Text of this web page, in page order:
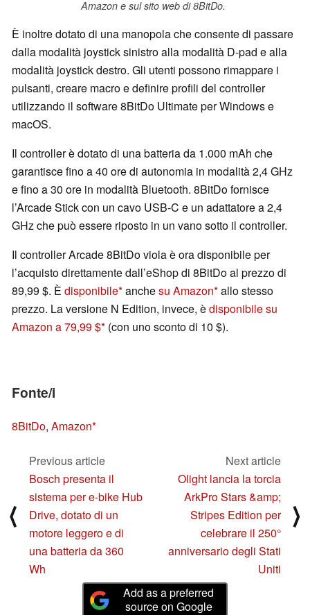
Amazon e sul sito web di 8BitDo.
È inoltre dotato di una manopola che consente di passare
dalla modalità joystick sinistro alla modalità D-pad e alla
modalità joystick destro. Gli utenti possono rimappare i
pulsanti, creare macro e definire profili del controller
utilizzando il software 8BitDo Ultimate per Windows e
macOS.
Il controller è dotato di una batteria da 1.000 mAh che
garantisce fino a 40 ore di autonomia in modalità 2,4 GHz
e fino a 30 ore in modalità Bluetooth. 8BitDo fornisce
l’Arcade Stick con un cavo USB-C e un adattatore a 2,4
GHz che può essere riposto in un vano sotto il controller.
Il controller Arcade 8BitDo viola è ora disponibile per
l’acquisto direttamente dall’eShop di 8BitDo al prezzo di
89,99 $. È disponibile anchesu Amazon allo stesso
prezzo. La versione N Edition, invece, èdisponibile su
Amazon a 79,99 $ (con uno sconto di 10 $).
Fonte/i
8BitDo, Amazon
⟨
Previous article
Bosch presenta il
sistema per e-bike Hub
Drive, dotato di un
motore leggero e di
una batteria da 360
Wh
Next article
Olight lancia la torcia
ArkPro Stars &amp;
Stripes Edition per
celebrare il 250°
anniversario degli Stati
Uniti
⟩
Add as a preferred
source on Google